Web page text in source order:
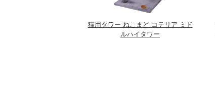
猫用タワー ねこまど コテリア ミド
ルハイタワー